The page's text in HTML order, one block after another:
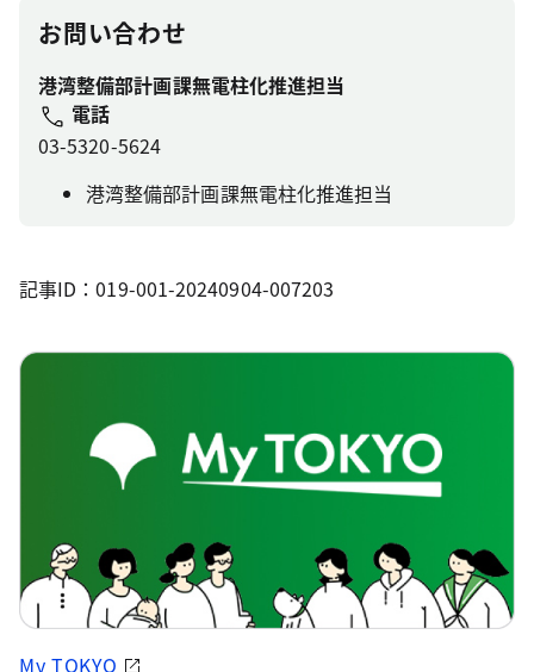
お問い合わせ
港湾整備部計画課無電柱化推進担当
電話
03-5320-5624
港湾整備部計画課無電柱化推進担当
記事ID：019-001-20240904-007203
My TOKYO